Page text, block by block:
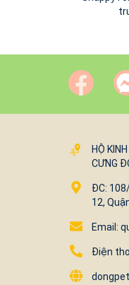
HỘ
CƯNG
ĐC:
12,
Email:
Điện